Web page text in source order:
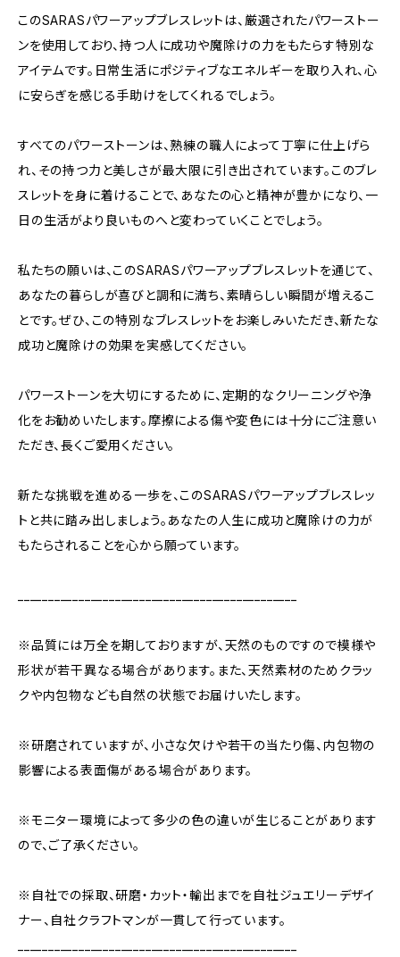
このSARASパワーアップブレスレットは、厳選されたパワーストー
ンを使用しており、持つ人に成功や魔除けの力をもたらす特別な
アイテムです。日常生活にポジティブなエネルギーを取り入れ、心
に安らぎを感じる手助けをしてくれるでしょう。
すべてのパワーストーンは、熟練の職人によって丁寧に仕上げら
れ、その持つ力と美しさが最大限に引き出されています。このブレ
スレットを身に着けることで、あなたの心と精神が豊かになり、一
日の生活がより良いものへと変わっていくことでしょう。
私たちの願いは、このSARASパワーアップブレスレットを通じて、
あなたの暮らしが喜びと調和に満ち、素晴らしい瞬間が増えるこ
とです。ぜひ、この特別なブレスレットをお楽しみいただき、新たな
成功と魔除けの効果を実感してください。
パワーストーンを大切にするために、定期的なクリーニングや浄
化をお勧めいたします。摩擦による傷や変色には十分にご注意い
ただき、長くご愛用ください。
新たな挑戦を進める一歩を、このSARASパワーアップブレスレッ
トと共に踏み出しましょう。あなたの人生に成功と魔除けの力が
もたらされることを心から願っています。
※品質には万全を期しておりますが、天然のものですので模様や
形状が若干異なる場合があります。また、天然素材のためクラッ
クや内包物なども自然の状態でお届けいたします。
※研磨されていますが、小さな欠けや若干の当たり傷、内包物の
影響による表面傷がある場合があります。
※モニター環境によって多少の色の違いが生じることがあります
ので、ご了承ください。
※自社での採取、研磨・カット・輸出までを自社ジュエリーデザイ
ナー、自社クラフトマンが一貫して行っています。